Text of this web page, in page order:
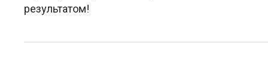
результатом!